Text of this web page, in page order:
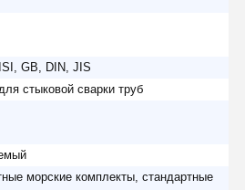
GB, DIN, JIS
стыковой сварки труб
морские комплекты, стандартные